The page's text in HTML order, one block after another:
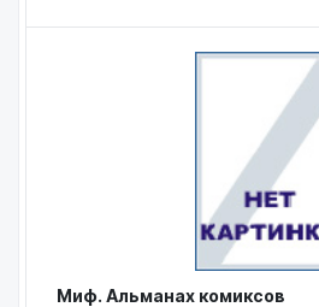
Миф. Альманах комиксов